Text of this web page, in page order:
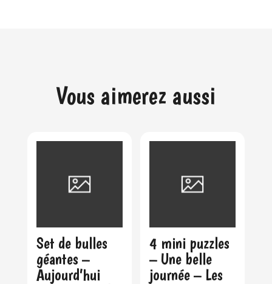
Vous aimerez aussi
Set de bulles
géantes –
Aujourd’hui
4 mini puzzles
– Une belle
journée – Les